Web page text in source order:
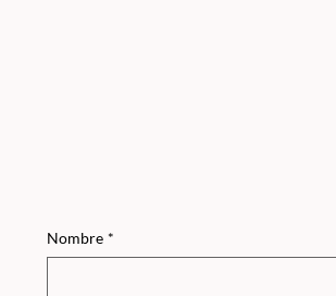
Nombre *